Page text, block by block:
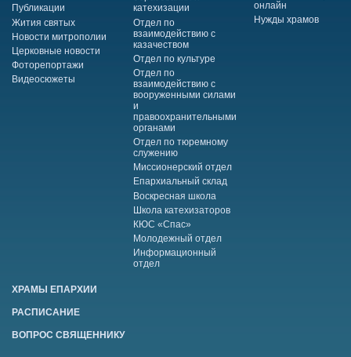
Публикации
Жития святых
Новости митрополии
Церковные новости
Фоторепортажи
Видеосюжеты
катехизации
Отдел по
взаимодействию с
казачеством
Отдел по культуре
Отдел по
взаимодействию с
вооруженными силами
и
правоохранительными
органами
Отдел по тюремному
служению
Миссионерский отдел
Епархиальный склад
Воскресная школа
Школа катехизаторов
КЮС «Спас»
Молодежный отдел
Информационный
отдел
онлайн
Нужды храмов
ХРАМЫ ЕПАРХИИ
РАСПИСАНИЕ
ВОПРОС СВЯЩЕННИКУ